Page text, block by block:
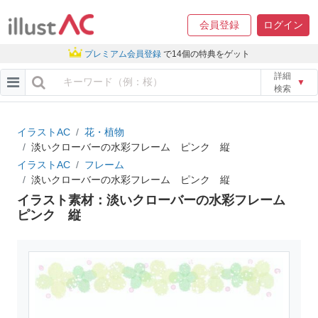
会員登録 ログイン
プレミアム会員登録 で14個の特典をゲット
詳細
検索
▼
イラストAC
花・植物
淡いクローバーの水彩フレーム ピンク 縦
イラストAC
フレーム
淡いクローバーの水彩フレーム ピンク 縦
イラスト素材：淡いクローバーの水彩フレーム
ピンク 縦